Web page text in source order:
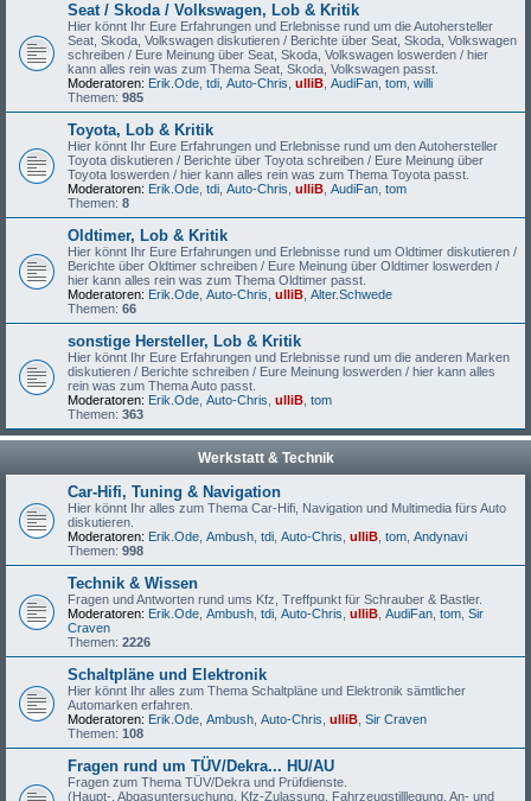
Seat / Skoda / Volkswagen, Lob & Kritik
Hier könnt Ihr Eure Erfahrungen und Erlebnisse rund um die Autohersteller
Seat, Skoda, Volkswagen diskutieren / Berichte über Seat, Skoda, Volkswagen
schreiben / Eure Meinung über Seat, Skoda, Volkswagen loswerden / hier
kann alles rein was zum Thema Seat, Skoda, Volkswagen passt.
Moderatoren: Erik.Ode tdi Auto-Chris ulliB AudiFan tom willi
Themen: 985
Toyota, Lob & Kritik
Hier könnt Ihr Eure Erfahrungen und Erlebnisse rund um den Autohersteller
Toyota diskutieren / Berichte über Toyota schreiben / Eure Meinung über
Toyota loswerden / hier kann alles rein was zum Thema Toyota passt.
Moderatoren: Erik.Ode tdi Auto-Chris ulliB AudiFan tom
Themen: 8
Oldtimer, Lob & Kritik
Hier könnt Ihr Eure Erfahrungen und Erlebnisse rund um Oldtimer diskutieren /
Berichte über Oldtimer schreiben / Eure Meinung über Oldtimer loswerden /
hier kann alles rein was zum Thema Oldtimer passt.
Moderatoren: Erik.Ode Auto-Chris ulliB Alter.Schwede
Themen: 66
sonstige Hersteller, Lob & Kritik
Hier könnt Ihr Eure Erfahrungen und Erlebnisse rund um die anderen Marken
diskutieren / Berichte schreiben / Eure Meinung loswerden / hier kann alles
rein was zum Thema Auto passt.
Moderatoren: Erik.Ode Auto-Chris ulliB tom
Themen: 363
Werkstatt & Technik
Car-Hifi, Tuning & Navigation
Hier könnt Ihr alles zum Thema Car-Hifi, Navigation und Multimedia fürs Auto
diskutieren.
Moderatoren: Erik.Ode Ambush tdi Auto-Chris ulliB tom Andynavi
Themen: 998
Technik & Wissen
Fragen und Antworten rund ums Kfz, Treffpunkt für Schrauber & Bastler.
Moderatoren: Erik.Ode Ambush tdi Auto-Chris ulliB AudiFan tom Sir
Craven
Themen: 2226
Schaltpläne und Elektronik
Hier könnt Ihr alles zum Thema Schaltpläne und Elektronik sämtlicher
Automarken erfahren.
Moderatoren: Erik.Ode Ambush Auto-Chris ulliB Sir Craven
Themen: 108
Fragen rund um TÜV/Dekra... HU/AU
Fragen zum Thema TÜV/Dekra und Prüfdienste.
(Haupt-, Abgasuntersuchung, Kfz-Zulassung, Fahrzeugstilllegung, An- und